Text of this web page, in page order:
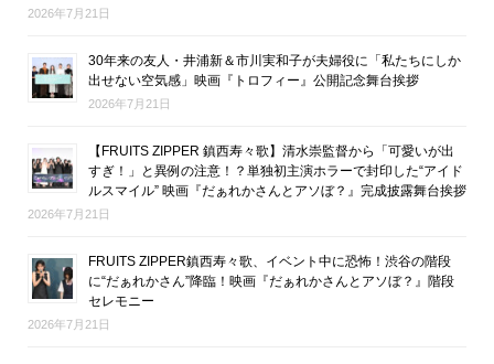
2026年7月21日
30年来の友人・井浦新＆市川実和子が夫婦役に「私たちにしか
出せない空気感」映画『トロフィー』公開記念舞台挨拶
2026年7月21日
【FRUITS ZIPPER 鎮西寿々歌】清水崇監督から「可愛いが出
すぎ！」と異例の注意！？単独初主演ホラーで封印した“アイド
ルスマイル” 映画『だぁれかさんとアソぼ？』完成披露舞台挨拶
2026年7月21日
FRUITS ZIPPER鎮西寿々歌、イベント中に恐怖！渋谷の階段
に“だぁれかさん”降臨！映画『だぁれかさんとアソぼ？』階段
セレモニー
2026年7月21日